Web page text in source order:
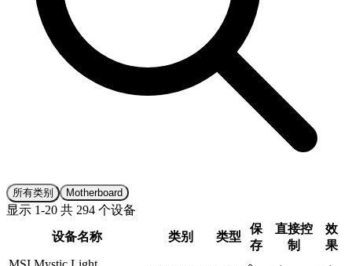
所有类别 Motherboard
显示 1-20 共 294 个设备
设备名称
类别 类型
保
存
直接控
制
效
果